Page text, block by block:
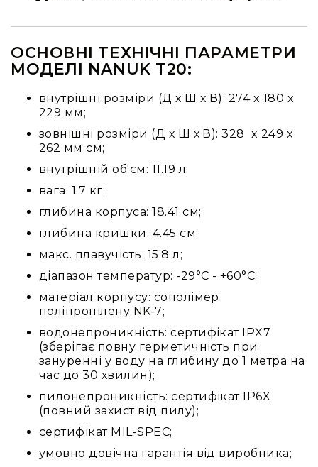
та
ЦАПи
та
Док-
Аксесуари
комплектуючі
Світло
Динамічне
світло
Прилади
LED
Прилади
LED
мультиспектральні
Прилади
LED
мултичіпові
Прилади
газоразрядною
лампою
Прилади
лазерні
ОСНОВНІ ТЕХНІЧНІ ПАРАМЕТРИ
МОДЕЛІ NANUK T20:
внутрішні розміри (Д х Ш х В): 274 x 180 x
229 мм;
зовнішні розміри (Д х Ш х В): 328 x 249 x
262 мм см;
внутрішній об'єм: 11.19 л;
вага: 1.7 кг;
глибина корпуса: 18.41 см;
глибина кришки: 4.45 см;
макс. плавучість: 15.8 л;
діапазон температур: -29°C - +60°C;
матеріал корпусу: сополімер
поліпропілену NK-7;
водонепроникність: сертифікат IPX7
(зберігає повну герметичність при
зануренні у воду на глибину до 1 метра на
час до 30 хвилин);
пилонепроникність: сертифікат IP6X
(повний захист від пилу);
сертифікат MIL-SPEC;
умовно довічна гарантія від виробника;